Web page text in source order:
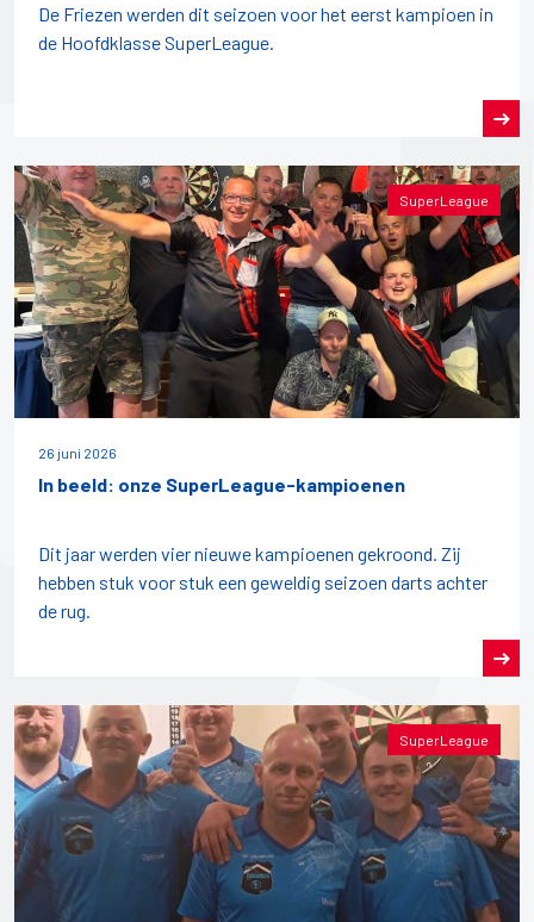
De Friezen werden dit seizoen voor het eerst kampioen in
de Hoofdklasse SuperLeague.
SuperLeague
26 juni 2026
In beeld: onze SuperLeague-kampioenen
Dit jaar werden vier nieuwe kampioenen gekroond. Zij
hebben stuk voor stuk een geweldig seizoen darts achter
de rug.
SuperLeague